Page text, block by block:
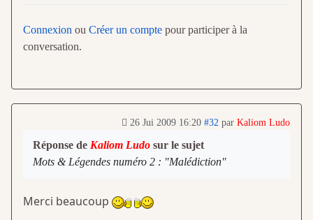
Connexion ou Créer un compte pour participer à la
conversation.
26 Jui 2009 16:20 #32 par Kaliom Ludo
Réponse de Kaliom Ludo sur le sujet
Mots & Légendes numéro 2 : "Malédiction"
Merci beaucoup